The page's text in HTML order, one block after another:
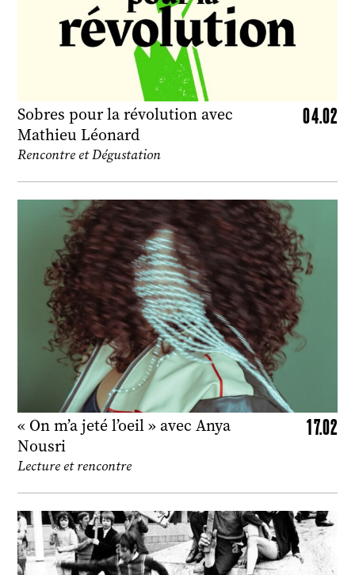
Sobres pour la révolution avec
Mathieu Léonard
04.02
Rencontre et Dégustation
« On m’a jeté l’oeil » avec Anya
Nousri
17.02
Lecture et rencontre